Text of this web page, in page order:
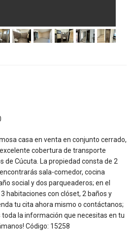
casa en venta en conjunto cerrado,
cobertura de transporte
de Cúcuta. La propiedad consta de 2
sala-comedor, cocina
social y dos parqueaderos; en el
habitaciones con clóset, 2 baños y
tu cita ahora mismo o contáctanos;
la información que necesitas en tu
Código: 15258